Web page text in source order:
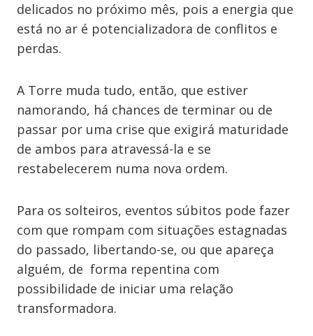
delicados no próximo mês, pois a energia que
está no ar é potencializadora de conflitos e
perdas.
A Torre muda tudo, então, que estiver
namorando, há chances de terminar ou de
passar por uma crise que exigirá maturidade
de ambos para atravessá-la e se
restabelecerem numa nova ordem.
Para os solteiros, eventos súbitos pode fazer
com que rompam com situações estagnadas
do passado, libertando-se, ou que apareça
alguém, de forma repentina com
possibilidade de iniciar uma relação
transformadora.